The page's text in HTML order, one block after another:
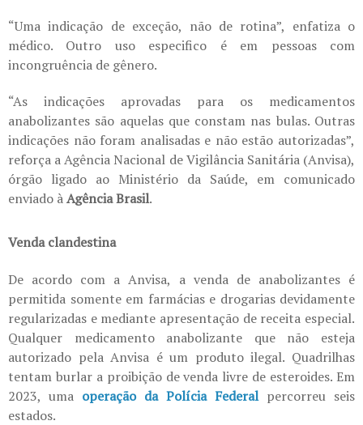
“Uma indicação de exceção, não de rotina”, enfatiza o
médico. Outro uso especifico é em pessoas com
incongruência de gênero.
“As indicações aprovadas para os medicamentos
anabolizantes são aquelas que constam nas bulas. Outras
indicações não foram analisadas e não estão autorizadas”,
reforça a Agência Nacional de Vigilância Sanitária (Anvisa),
órgão ligado ao Ministério da Saúde, em comunicado
enviado àAgência Brasil.
Venda clandestina
De acordo com a Anvisa, a venda de anabolizantes é
permitida somente em farmácias e drogarias devidamente
regularizadas e mediante apresentação de receita especial.
Qualquer medicamento anabolizante que não esteja
autorizado pela Anvisa é um produto ilegal. Quadrilhas
tentam burlar a proibição de venda livre de esteroides. Em
2023, uma operação da Polícia Federalpercorreu seis
estados.